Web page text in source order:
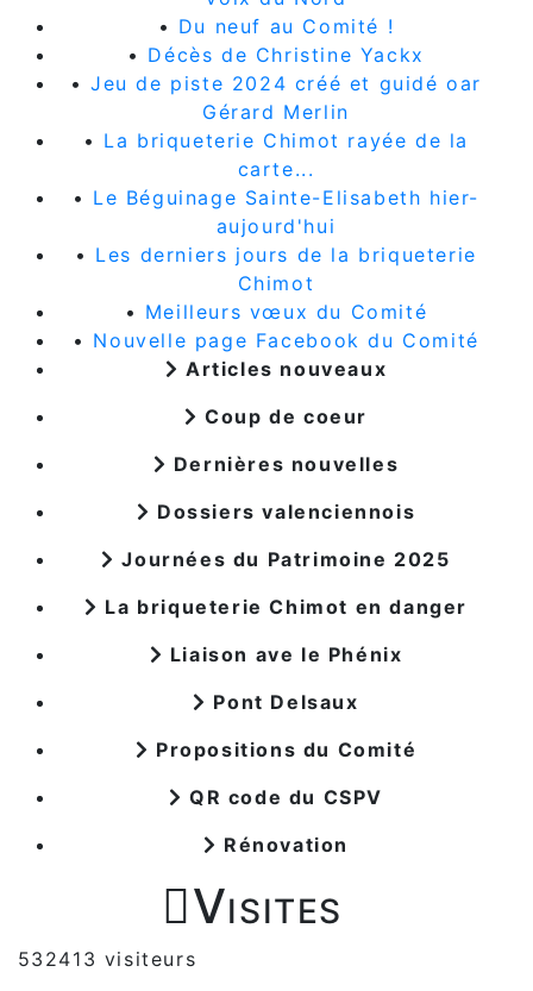
• Du neuf au Comité !
• Décès de Christine Yackx
•Jeu de piste 2024 créé et guidé oar
Gérard Merlin
• La briqueterie Chimot rayée de la
carte...
• Le Béguinage Sainte-Elisabeth hier-
aujourd'hui
• Les derniers jours de la briqueterie
Chimot
• Meilleurs vœux du Comité
• Nouvelle page Facebook du Comité
Articles nouveaux
Coup de coeur
Dernières nouvelles
Dossiers valenciennois
Journées du Patrimoine 2025
La briqueterie Chimot en danger
Liaison ave le Phénix
Pont Delsaux
Propositions du Comité
QR code du CSPV
Rénovation
Visites
532413 visiteurs